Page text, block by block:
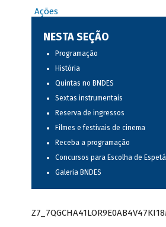
Ações
NESTA SEÇÃO
Programação
História
Quintas no BNDES
Sextas instrumentais
Reserva de ingressos
Filmes e festivais de cinema
Receba a programação
Concursos para Escolha de
Galeria BNDES